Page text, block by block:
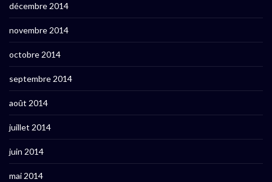
décembre 2014
novembre 2014
octobre 2014
septembre 2014
août 2014
juillet 2014
juin 2014
mai 2014